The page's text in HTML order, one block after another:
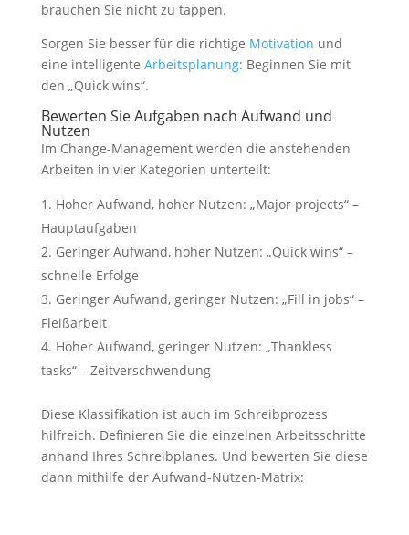
brauchen Sie nicht zu tappen.
Sorgen Sie besser für die richtige Motivation und
eine intelligente Arbeitsplanung: Beginnen Sie mit
den „Quick wins“.
Bewerten Sie Aufgaben nach Aufwand und
Nutzen
Im Change-Management werden die anstehenden
Arbeiten in vier Kategorien unterteilt:
Hoher Aufwand, hoher Nutzen: „Major projects“ –
Hauptaufgaben
Geringer Aufwand, hoher Nutzen: „Quick wins“ –
schnelle Erfolge
Geringer Aufwand, geringer Nutzen: „Fill in jobs“ –
Fleißarbeit
Hoher Aufwand, geringer Nutzen: „Thankless
tasks“ – Zeitverschwendung
Diese Klassifikation ist auch im Schreibprozess
hilfreich. Definieren Sie die einzelnen Arbeitsschritte
anhand Ihres Schreibplanes. Und bewerten Sie diese
dann mithilfe der Aufwand-Nutzen-Matrix:
notwendig
Diese
Cookies
optional, sie
werden
jedoch für
die
Funktion
benötigt.
Statistiken
Diese Cookies
sind zur
und zur
Webanalyse
Website zu
verbessern.